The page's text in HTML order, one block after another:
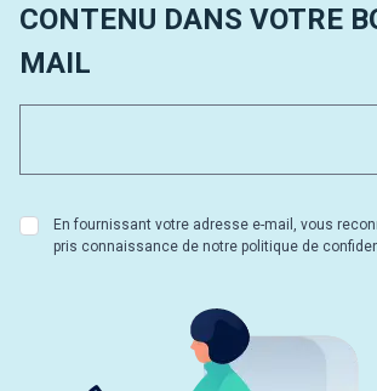
CONTENU DANS VOTRE
MAIL
En fournissant votre adresse e-mail, vous
pris connaissance de notre politique de